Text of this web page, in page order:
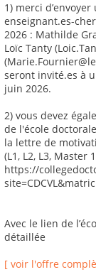
1) merci
enseignant.es-
2026 : Mathilde
Loïc Tanty
seront invité.es à
juin 2026.
2) vous devez
de l'école
la lettre de
(L1, L2, L3, Master
https://
Avec le lien de
détaillée
[ voir l'offre